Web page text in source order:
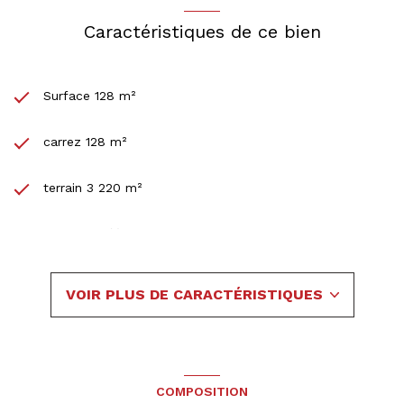
Caractéristiques de ce bien
Surface 128 m²
carrez 128 m²
terrain 3 220 m²
VOIR PLUS DE CARACTÉRISTIQUES
COMPOSITION